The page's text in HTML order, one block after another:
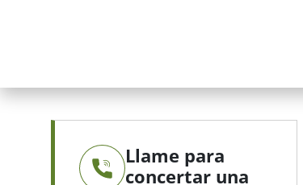
Llame para
concertar una